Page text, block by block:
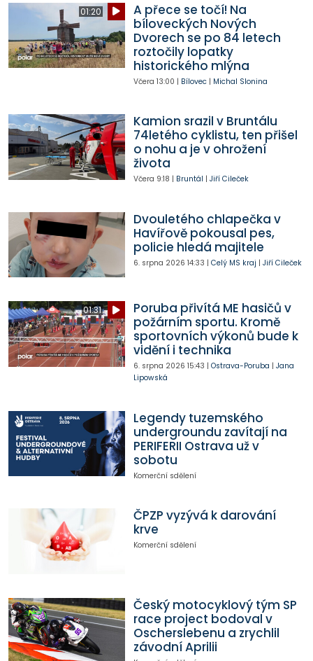
01:20
A přece se točí! Na
bíloveckých Nových
Dvorech se po 84 letech
roztočily lopatky
historického mlýna
Včera 13:00 | Bílovec| Michal Slonina
Kamion srazil v Bruntálu
74letého cyklistu, ten přišel
o nohu a je v ohrožení
života
Včera 9:18 | Bruntál | Jiří Cileček
Dvouletého chlapečka v
Havířově pokousal pes,
policie hledá majitele
6. srpna 2026 14:33 | Celý MS kraj | Jiří Cileček
01:31
Poruba přivítá ME hasičů v
požárním sportu. Kromě
sportovních výkonů bude k
vidění i technika
6. srpna 2026 15:43 | Ostrava-Poruba | Jana
Lipowská
Legendy tuzemského
undergroundu zavítají na
PERIFERII Ostrava už v
sobotu
Komerční sdělení
ČPZP vyzývá k darování
krve
Komerční sdělení
Český motocyklový tým SP
race project bodoval v
Oscherslebenu a zrychlil
závodní Aprilii